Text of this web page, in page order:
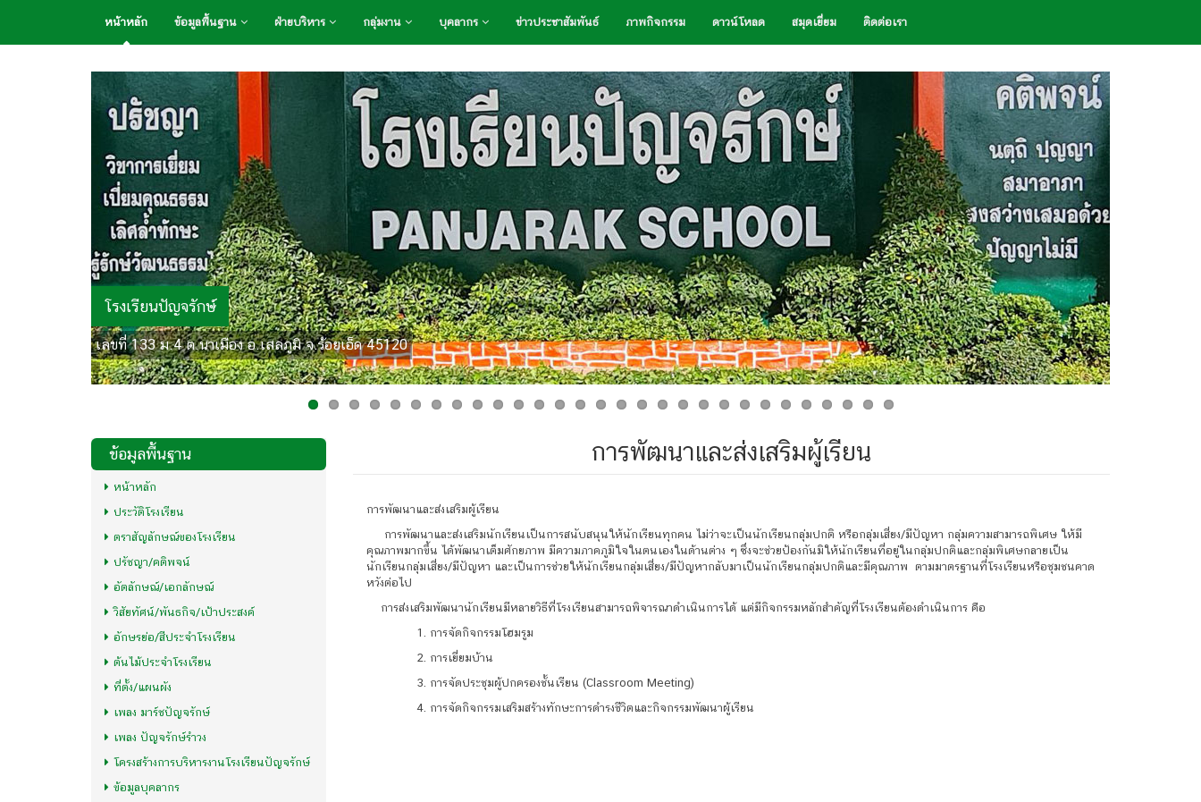
หน้าหลัก ข้อมูลพื้นฐาน ฝ่ายบริหาร กลุ่มงาน บุคลากร ข่าวประชาสัมพันธ์ ภาพกิจกรรม ดาวน์โหลด สมุดเยี่ยม ติดต่อเรา
โรงเรียนปัญจรักษ์
เลขที่ 133 ม.4 ต.นาเมือง อ.เสลภูมิ จ.ร้อยเอ็ด 45120
ข้อมูลพื้นฐาน
หน้าหลัก
ประวัติโรงเรียน
ตราสัญลักษณ์ของโรงเรียน
ปรัชญา/คติพจน์
อัตลักษณ์/เอกลักษณ์
วิสัยทัศน์/พันธกิจ/เป้าประสงค์
อักษรย่อ/สีประจำโรงเรียน
ต้นไม้ประจำโรงเรียน
ที่ตั้ง/แผนผัง
เพลง มาร์ชปัญจรักษ์
เพลง ปัญจรักษ์รำวง
โครงสร้างการบริหารงานโรงเรียนปัญจรักษ์
ข้อมูลบุคลากร
การพัฒนาและส่งเสริมผู้เรียน
การพัฒนาและส่งเสริมผู้เรียน
การพัฒนาและส่งเสริมนักเรียนเป็นการสนับสนุนให้นักเรียนทุกคน ไม่ว่าจะเป็นนักเรียนกลุ่มปกติ หรือกลุ่มเสี่ยง/มีปัญหา กลุ่มความสามารถพิเศษ ให้มี
คุณภาพมากขึ้น ได้พัฒนาเต็มศักยภาพ มีความภาคภูมิใจในตนเองในด้านต่าง ๆ ซึ่งจะช่วยป้องกันมิให้นักเรียนที่อยู่ในกลุ่มปกติและกลุ่มพิเศษกลายเป็น
นักเรียนกลุ่มเสี่ยง/มีปัญหา และเป็นการช่วยให้นักเรียนกลุ่มเสี่ยง/มีปัญหากลับมาเป็นนักเรียนกลุ่มปกติและมีคุณภาพ ตามมาตรฐานที่โรงเรียนหรือชุมชนคาด
หวังต่อไป
การส่งเสริมพัฒนานักเรียนมีหลายวิธีที่โรงเรียนสามารถพิจารณาดำเนินการได้ แต่มีกิจกรรมหลักสำคัญที่โรงเรียนต้องดำเนินการ คือ
1. การจัดกิจกรรมโฮมรูม
2. การเยี่ยมบ้าน
3. การจัดประชุมผู้ปกครองชั้นเรียน (Classroom Meeting)
4. การจัดกิจกรรมเสริมสร้างทักษะการดำรงชีวิตและกิจกรรมพัฒนาผู้เรียน